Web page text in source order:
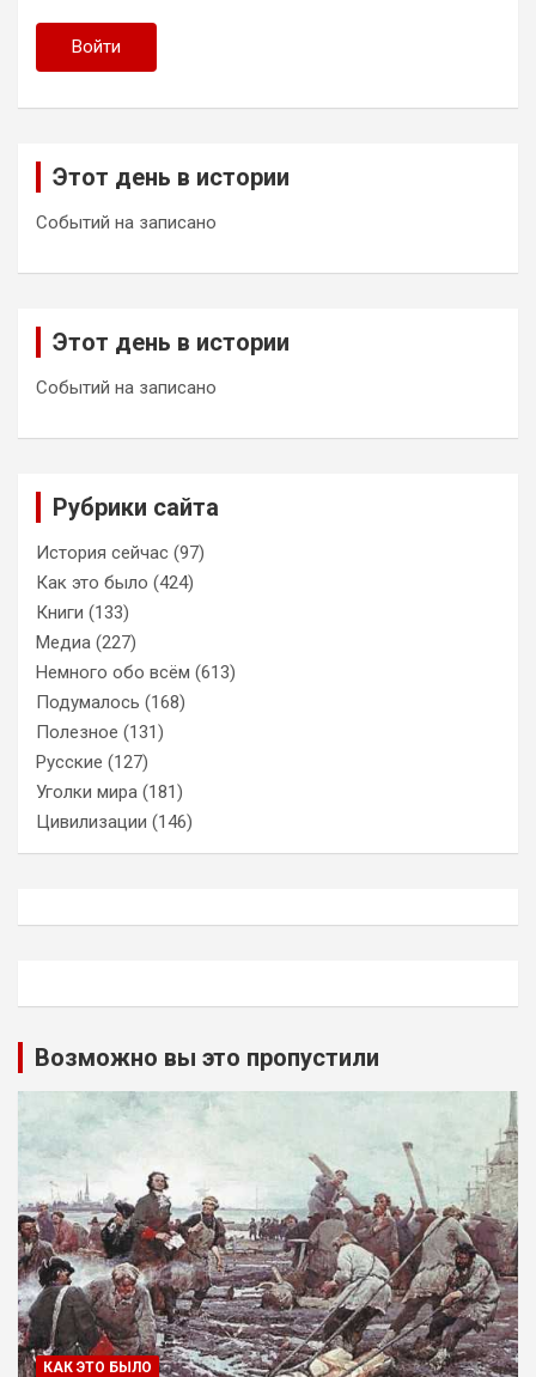
Войти
Этот день в истории
Событий на записано
Этот день в истории
Событий на записано
Рубрики сайта
История сейчас (97)
Как это было (424)
Книги (133)
Медиа (227)
Немного обо всём (613)
Подумалось (168)
Полезное (131)
Русские (127)
Уголки мира (181)
Цивилизации (146)
Возможно вы это пропустили
КАК ЭТО БЫЛО